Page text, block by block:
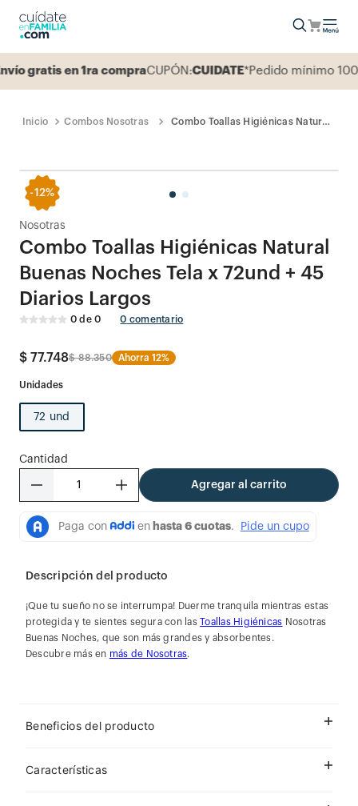
gratis en 1ra compraCUPÓN:CUIDATE*Pedido mínimo
Combos Nosotras
Combo Toallas Higiénicas Natural
-12%
Nosotras
Combo Toallas Higiénicas Natural
Buenas Noches Tela x 72und + 45
Diarios Largos
0 de0 0 comentario
$ 77.748$ 88.350 Ahorra 12%
72 und
Cantidad
＋
－ Agregar al carrito
Descripción del producto
¡Que tu sueño no se interrumpa! Duerme tranquila mientras estas
protegida y te sientes segura con lasToallas Higiénicas Nosotras
Buenas Noches, que son más grandes y absorbentes.
Descubre más en más de Nosotras.
Beneficios del producto
Características